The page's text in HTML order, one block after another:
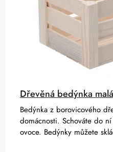
Dřevěná bedýnka malá
Bedýnka z borovicového
domácnosti. Schováte do
ovoce. Bedýnky můžete